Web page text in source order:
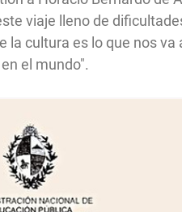
viaje lleno de
la cultura es lo que nos
el mundo".